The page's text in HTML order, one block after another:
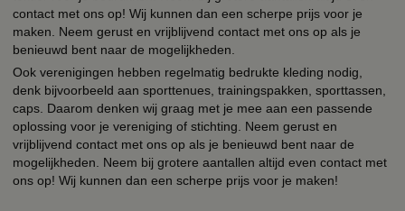
contact met ons op! Wij kunnen dan een scherpe prijs voor je
maken. Neem gerust en vrijblijvend contact met ons op als je
benieuwd bent naar de mogelijkheden.
Ook verenigingen hebben regelmatig bedrukte kleding nodig,
denk bijvoorbeeld aan sporttenues, trainingspakken, sporttassen,
caps. Daarom denken wij graag met je mee aan een passende
oplossing voor je vereniging of stichting. Neem gerust en
vrijblijvend contact met ons op als je benieuwd bent naar de
mogelijkheden. Neem bij grotere aantallen altijd even contact met
ons op! Wij kunnen dan een scherpe prijs voor je maken!